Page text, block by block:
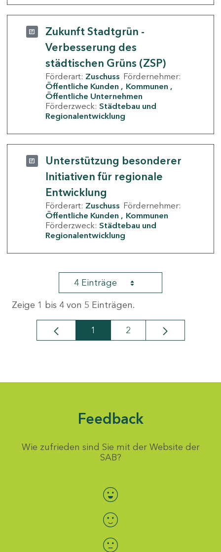
Zukunft Stadtgrün -
Verbesserung des
städtischen Grüns (ZSP)
Förderart: Zuschuss Fördernehmer:
Öffentliche Kunden
Kommunen
Öffentliche Unternehmen
Förderzweck: Städtebau und
Regionalentwicklung
Unterstützung besonderer
Initiativen für regionale
Entwicklung
Förderart: Zuschuss Fördernehmer:
Öffentliche Kunden
Kommunen
Förderzweck: Städtebau und
Regionalentwicklung
4 Einträge
Zeige 1 bis 4 von 5 Einträgen.
Seite
1 Seite
2
Feedback
Wie zufrieden sind Sie mit der Website der
SAB?
Bewertung auswählen